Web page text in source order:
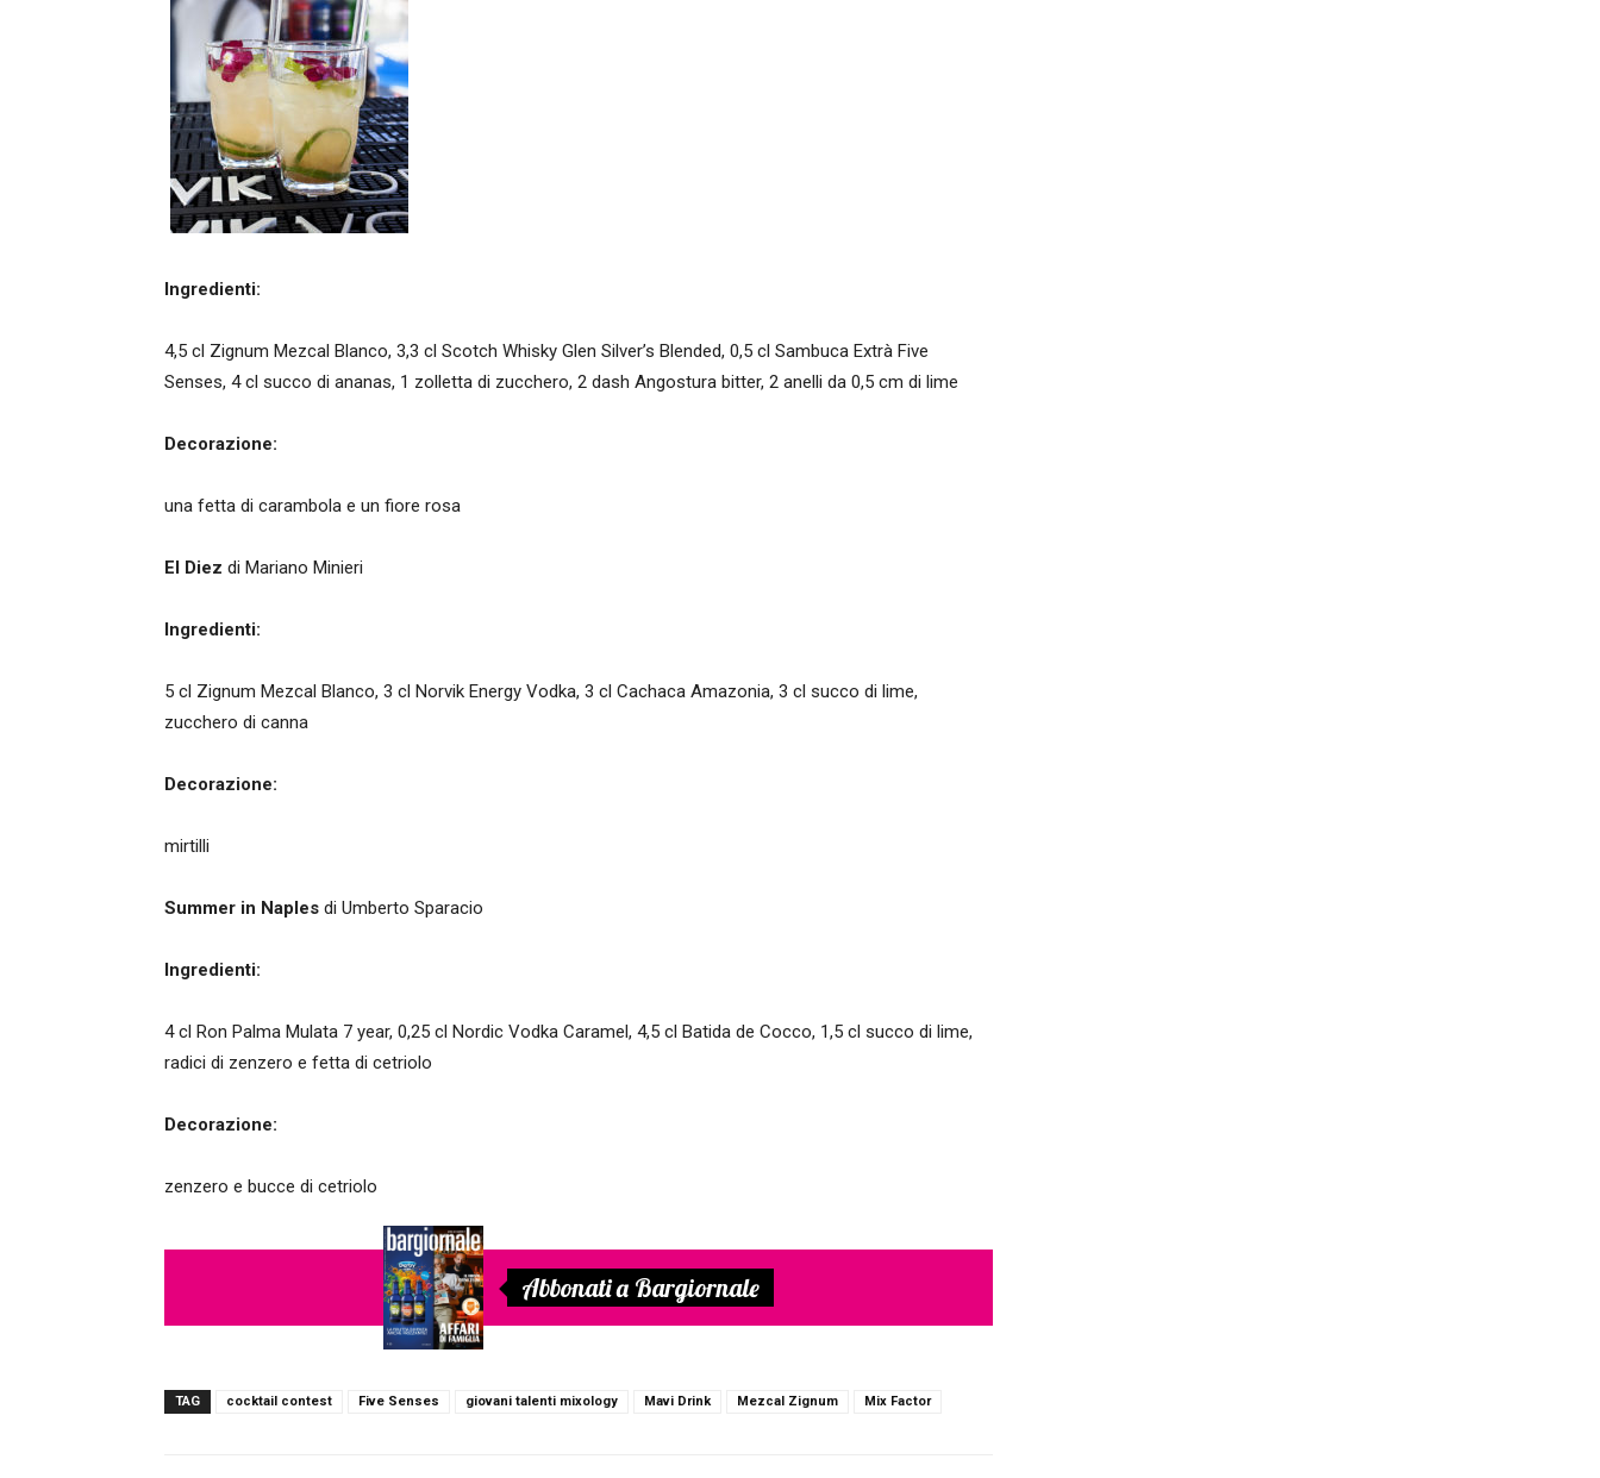
Ingredienti:
4,5 cl Zignum Mezcal Blanco, 3,3 cl Scotch Whisky Glen Silver’s Blended, 0,5 cl Sambuca Extrà Five
Senses, 4 cl succo di ananas, 1 zolletta di zucchero, 2 dash Angostura bitter, 2 anelli da 0,5 cm di lime
Decorazione:
una fetta di carambola e un fiore rosa
El Diez di Mariano Minieri
Ingredienti:
5 cl Zignum Mezcal Blanco, 3 cl Norvik Energy Vodka, 3 cl Cachaca Amazonia, 3 cl succo di lime,
zucchero di canna
Decorazione:
mirtilli
Summer in Naples di Umberto Sparacio
Ingredienti:
4 cl Ron Palma Mulata 7 year, 0,25 cl Nordic Vodka Caramel, 4,5 cl Batida de Cocco, 1,5 cl succo di lime,
radici di zenzero e fetta di cetriolo
Decorazione:
zenzero e bucce di cetriolo
Abbonati a Bargiornale
TAG cocktail contest Five Senses giovani talenti mixology Mavi Drink Mezcal Zignum Mix Factor